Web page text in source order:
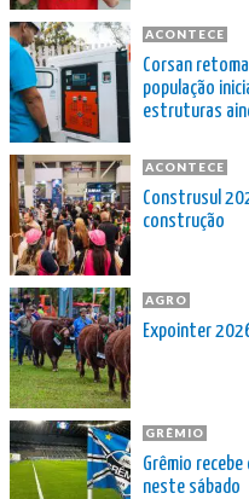
ACONTECE
Corsan
população
estruturas
ACONTECE
Construsul
construção
AGRO
Expointer
GRÊMIO
Grêmio
neste sábado